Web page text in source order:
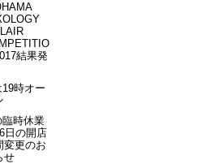
結果発
時オー
臨時休業
日の開店
変更のお
せ